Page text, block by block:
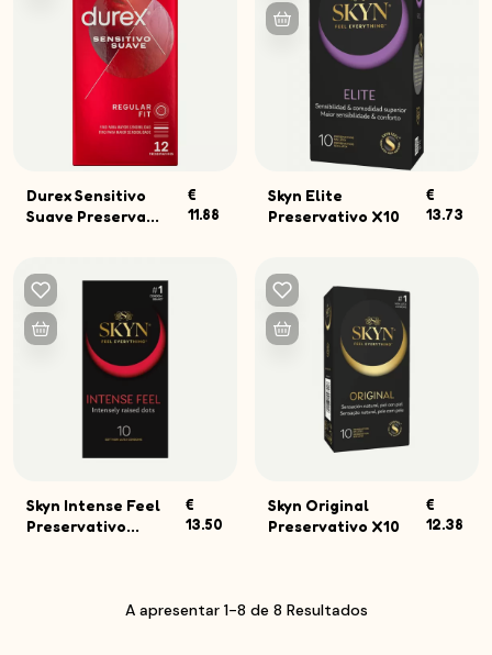
Durex Sensitivo
Suave Preserva...
€
11.88
Skyn Elite
Preservativo X10
€
13.73
Skyn Intense Feel
Preservativo...
€
13.50
Skyn Original
Preservativo X10
€
12.38
A apresentar 1-8 de 8 Resultados